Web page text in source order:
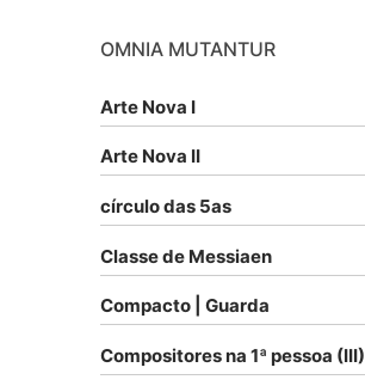
OMNIA MUTANTUR
Arte Nova I
Arte Nova II
círculo das 5as
Classe de Messiaen
Compacto | Guarda
Compositores na 1ª pessoa (III)